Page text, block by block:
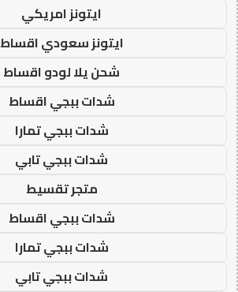
ايتونز امريكي
ايتونز سعودي اقساط
شحن يلا لودو اقساط
شدات ببجي اقساط
شدات ببجي تمارا
شدات ببجي تابي
متجر تقسيط
شدات ببجي اقساط
شدات ببجي تمارا
شدات ببجي تابي